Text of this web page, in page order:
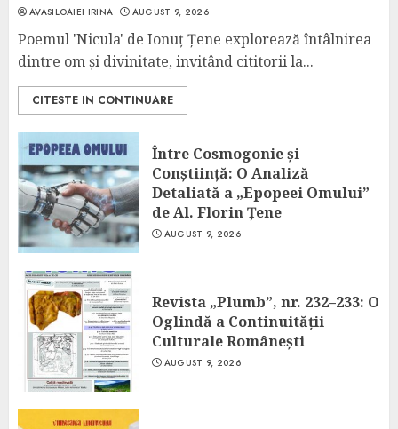
AVASILOAIEI IRINA AUGUST 9, 2026
Poemul 'Nicula' de Ionuț Țene explorează întâlnirea
dintre om și divinitate, invitând cititorii la...
CITESTE IN CONTINUARE
Între Cosmogonie și
Conștiință: O Analiză
Detaliată a „Epopeei Omului”
de Al. Florin Țene
AUGUST 9, 2026
Revista „Plumb”, nr. 232–233: O
Oglindă a Continuității
Culturale Românești
AUGUST 9, 2026